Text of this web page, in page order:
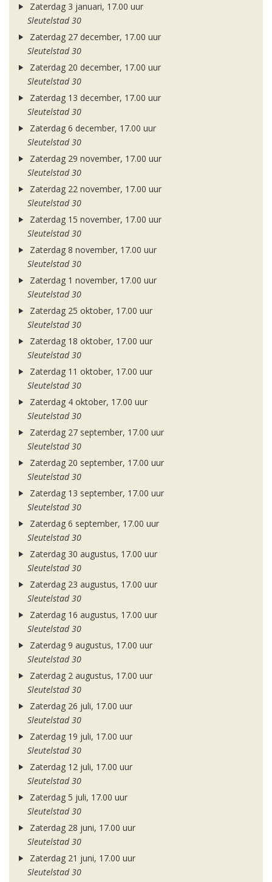
Zaterdag 3 januari, 17.00 uur
Sleutelstad 30
Zaterdag 27 december, 17.00 uur
Sleutelstad 30
Zaterdag 20 december, 17.00 uur
Sleutelstad 30
Zaterdag 13 december, 17.00 uur
Sleutelstad 30
Zaterdag 6 december, 17.00 uur
Sleutelstad 30
Zaterdag 29 november, 17.00 uur
Sleutelstad 30
Zaterdag 22 november, 17.00 uur
Sleutelstad 30
Zaterdag 15 november, 17.00 uur
Sleutelstad 30
Zaterdag 8 november, 17.00 uur
Sleutelstad 30
Zaterdag 1 november, 17.00 uur
Sleutelstad 30
Zaterdag 25 oktober, 17.00 uur
Sleutelstad 30
Zaterdag 18 oktober, 17.00 uur
Sleutelstad 30
Zaterdag 11 oktober, 17.00 uur
Sleutelstad 30
Zaterdag 4 oktober, 17.00 uur
Sleutelstad 30
Zaterdag 27 september, 17.00 uur
Sleutelstad 30
Zaterdag 20 september, 17.00 uur
Sleutelstad 30
Zaterdag 13 september, 17.00 uur
Sleutelstad 30
Zaterdag 6 september, 17.00 uur
Sleutelstad 30
Zaterdag 30 augustus, 17.00 uur
Sleutelstad 30
Zaterdag 23 augustus, 17.00 uur
Sleutelstad 30
Zaterdag 16 augustus, 17.00 uur
Sleutelstad 30
Zaterdag 9 augustus, 17.00 uur
Sleutelstad 30
Zaterdag 2 augustus, 17.00 uur
Sleutelstad 30
Zaterdag 26 juli, 17.00 uur
Sleutelstad 30
Zaterdag 19 juli, 17.00 uur
Sleutelstad 30
Zaterdag 12 juli, 17.00 uur
Sleutelstad 30
Zaterdag 5 juli, 17.00 uur
Sleutelstad 30
Zaterdag 28 juni, 17.00 uur
Sleutelstad 30
Zaterdag 21 juni, 17.00 uur
Sleutelstad 30